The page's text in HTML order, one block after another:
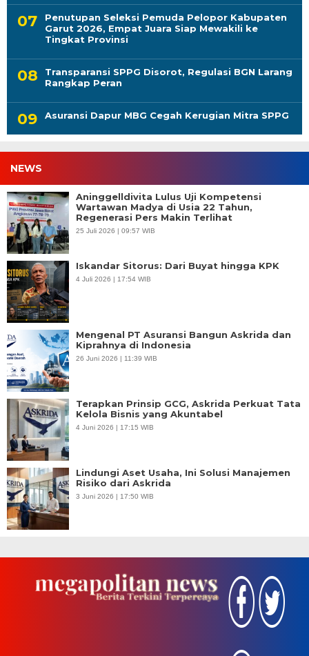
Penutupan Seleksi Pemuda Pelopor Kabupaten
Garut 2026, Empat Juara Siap Mewakili ke
Tingkat Provinsi
Transparansi SPPG Disorot, Regulasi BGN Larang
Rangkap Peran
Asuransi Dapur MBG Cegah Kerugian Mitra SPPG
NEWS
Aninggelldivita Lulus Uji Kompetensi
Wartawan Madya di Usia 22 Tahun,
Regenerasi Pers Makin Terlihat
25 Juli 2026 | 09:57 WIB
Iskandar Sitorus: Dari Buyat hingga KPK
4 Juli 2026 | 17:54 WIB
Mengenal PT Asuransi Bangun Askrida dan
Kiprahnya di Indonesia
26 Juni 2026 | 11:39 WIB
Terapkan Prinsip GCG, Askrida Perkuat Tata
Kelola Bisnis yang Akuntabel
4 Juni 2026 | 17:15 WIB
Lindungi Aset Usaha, Ini Solusi Manajemen
Risiko dari Askrida
3 Juni 2026 | 17:50 WIB